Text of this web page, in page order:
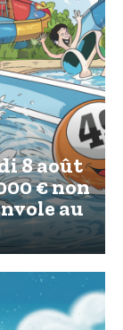
8 août
€ non
au